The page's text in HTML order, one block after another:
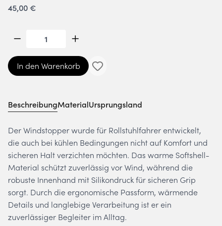
45,00 €
In den Warenkorb
BeschreibungMaterialUrsprungsland
Der Windstopper wurde für Rollstuhlfahrer entwickelt,
die auch bei kühlen Bedingungen nicht auf Komfort und
sicheren Halt verzichten möchten. Das warme Softshell-
Material schützt zuverlässig vor Wind, während die
robuste Innenhand mit Silikondruck für sicheren Grip
sorgt. Durch die ergonomische Passform, wärmende
Details und langlebige Verarbeitung ist er ein
zuverlässiger Begleiter im Alltag.